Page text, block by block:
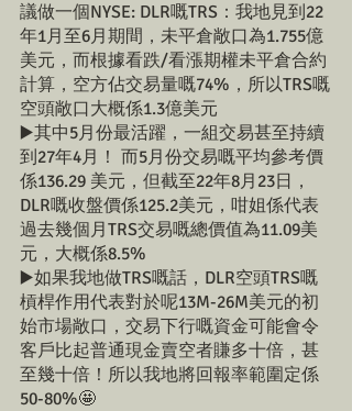
議做一個NYSE: DLR嘅TRS：我地見到22
年1月至6月期間，未平倉敞口為1.755億
美元，而根據看跌/看漲期權未平倉合約
計算，空方佔交易量嘅74%，所以TRS嘅
空頭敞口大概係1.3億美元
▶️其中5月份最活躍，一組交易甚至持續
到27年4月！ 而5月份交易嘅平均參考價
係136.29 美元，但截至22年8月23日，
DLR嘅收盤價係125.2美元，咁姐係代表
過去幾個月TRS交易嘅總價值為11.09美
元，大概係8.5%
▶️如果我地做TRS嘅話，DLR空頭TRS嘅
槓桿作用代表對於呢13M-26M美元的初
始市場敞口，交易下行嘅資金可能會令
客戶比起普通現金賣空者賺多十倍，甚
至幾十倍！所以我地將回報率範圍定係
50-80%🤩